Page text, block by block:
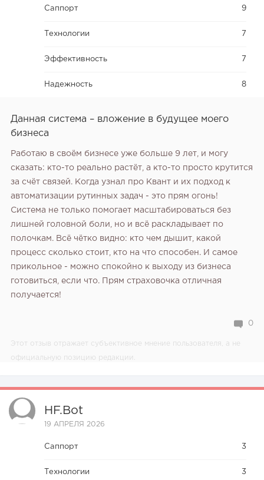
Саппорт 9
Технологии 7
Эффективность 7
Надежность 8
Данная система – вложение в будущее моего
бизнеса
Работаю в своём бизнесе уже больше 9 лет, и могу
сказать: кто-то реально растёт, а кто-то просто крутится
за счёт связей. Когда узнал про Квант и их подход к
автоматизации рутинных задач - это прям огонь!
Система не только помогает масштабироваться без
лишней головной боли, но и всё раскладывает по
полочкам. Всё чётко видно: кто чем дышит, какой
процесс сколько стоит, кто на что способен. И самое
прикольное - можно спокойно к выходу из бизнеса
готовиться, если что. Прям страховочка отличная
получается!
0
Этот отзыв отражает субъективное мнение пользователя, а не
официальную позицию редакции.
HF.bot
19 АПРЕЛЯ 2026
Саппорт 3
Технологии 3